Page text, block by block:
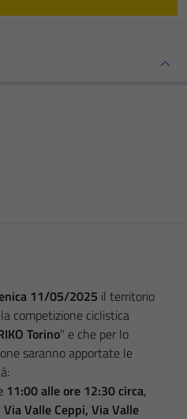
11/05/2025 il territorio
competizione ciclistica
Torino" e che per lo
saranno apportate le
11:00 alle ore 12:30 circa,
Valle Ceppi, Via Valle